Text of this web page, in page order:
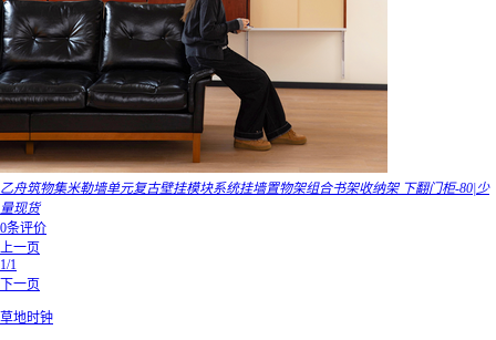
乙舟筑物集米勒墙单元复古壁挂模块系统挂墙置物架组合书架收纳架 下翻门柜-80|少
量现货
0条评价
上一页
1/1
下一页
草地时钟